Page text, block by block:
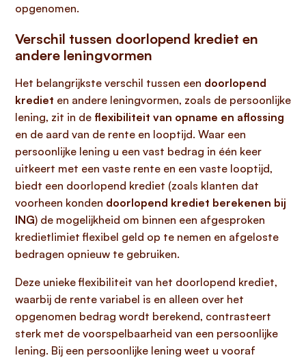
opgenomen.
Verschil tussen doorlopend krediet en
andere leningvormen
Het belangrijkste verschil tussen een doorlopend
krediet en andere leningvormen, zoals de persoonlijke
lening, zit in de flexibiliteit van opname en aflossing
en de aard van de rente en looptijd. Waar een
persoonlijke lening u een vast bedrag in één keer
uitkeert met een vaste rente en een vaste looptijd,
biedt een doorlopend krediet (zoals klanten dat
voorheen konden doorlopend krediet berekenen bij
ING) de mogelijkheid om binnen een afgesproken
kredietlimiet flexibel geld op te nemen en afgeloste
bedragen opnieuw te gebruiken.
Deze unieke flexibiliteit van het doorlopend krediet,
waarbij de rente variabel is en alleen over het
opgenomen bedrag wordt berekend, contrasteert
sterk met de voorspelbaarheid van een persoonlijke
lening. Bij een persoonlijke lening weet u vooraf